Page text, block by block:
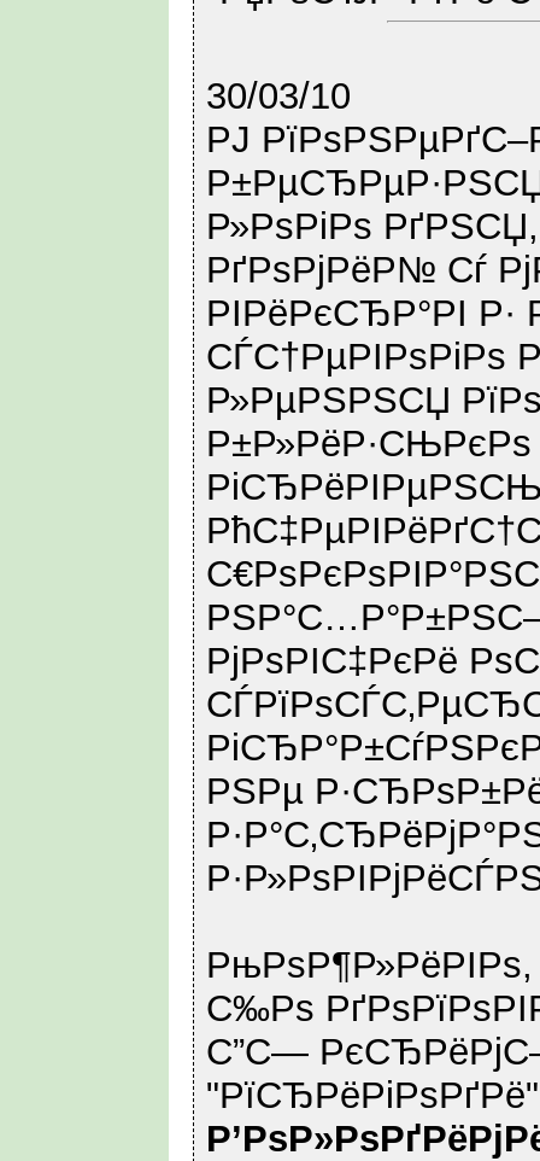
30/03/10
РЈ
Р»РѕРіРѕ
РґРѕРјРёР№ Сѓ
РІРёРєСЂР°РІ Р·
СЃС†РµРІРѕРіРѕ
Р»РµРЅРЅСЏ
РјРѕРІС‡РєРё
РЅРµ
С‰Рѕ
С”С—
"РїСЂРёРіРѕРґРё"